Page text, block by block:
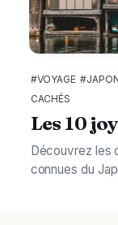
#VOYAGE
CACHÉS
Les 10
Découvrez les
connues du